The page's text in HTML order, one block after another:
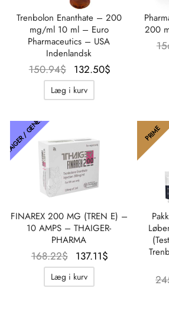
Trenbolon Enanthate – 200
mg/ml 10 ml – Euro
Pharmaceutics – USA
Indenlandsk
150.94$ Oprindelig
pris var:
150.94$.
132.50$
Læg i kurv
200
THAIGER / GENETISK
FINAREX 200 MG (TREN E) –
10 AMPS – THAIGER-
PHARMA
168.22$ Oprindelig
pris var:
168.22$.
137.11$
Læg i kurv
PRIME